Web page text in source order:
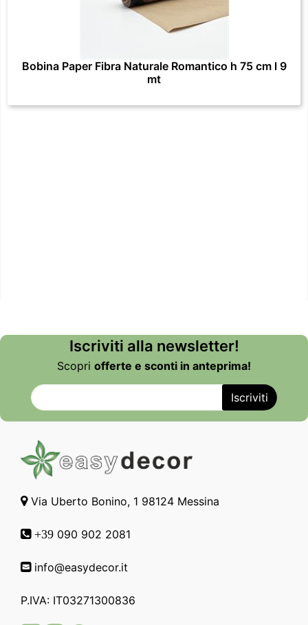
Bobina Paper Fibra Naturale Romantico h 75 cm l 9
mt
Iscriviti alla newsletter!
Scopri offerte e sconti in anteprima!
Via Uberto Bonino, 1 98124 Messina
+39 090 902 2081
info@easydecor.it
P.IVA: IT03271300836